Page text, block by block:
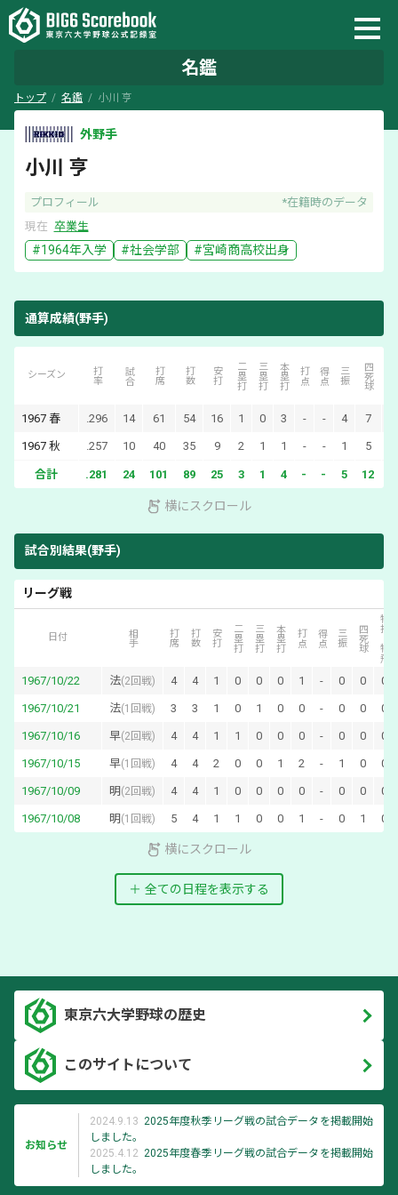
名鑑
トップ 名鑑 小川 亨
外野手
小川 亨
プロフィール
*在籍時のデータ
現在 卒業生
#1964年入学 #社会学部 #宮崎商高校出身
通算成績(野手)
シーズン 打率 試合 打席 打数 安打 二塁打 三塁打 本塁打 打点 得点 三振 四死球
1967 春 .296 14 61 54 16 1 0 3 - - 4 7
1967 秋 .257 10 40 35 9 2 1 1 - - 1 5
合計 .281 24 101 89 25 3 1 4 - - 5 12
横にスクロール
試合別結果(野手)
リーグ戦
日付 相手 打席 打数 安打 二塁打 三塁打 本塁打 打点 得点 三振 四死球 犠打・犠飛
1967/10/22 法(2回戦) 4 4 1 0 0 0 1 - 0 0 0
1967/10/21 法(1回戦) 3 3 1 0 1 0 0 - 0 0 0
1967/10/16 早(2回戦) 4 4 1 1 0 0 0 - 0 0 0
1967/10/15 早(1回戦) 4 4 2 0 0 1 2 - 1 0 0
1967/10/09 明 (2回戦) 4 4 1 0 0 0 0 - 0 0 0
1967/10/08 明 (1回戦) 5 4 1 1 0 0 1 - 0 1 0
横にスクロール
全ての日程を表示する
東京六大学野球の歴史
このサイトについて
お知らせ
2024.9.13 2025年度秋季リーグ戦の試合データを掲載開始
しました。
2025.4.12 2025年度春季リーグ戦の試合データを掲載開始
しました。